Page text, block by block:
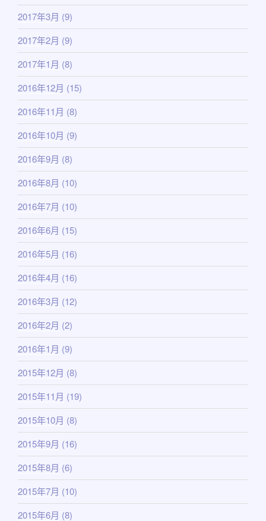
2017年3月 (9)
2017年2月 (9)
2017年1月 (8)
2016年12月 (15)
2016年11月 (8)
2016年10月 (9)
2016年9月 (8)
2016年8月 (10)
2016年7月 (10)
2016年6月 (15)
2016年5月 (16)
2016年4月 (16)
2016年3月 (12)
2016年2月 (2)
2016年1月 (9)
2015年12月 (8)
2015年11月 (19)
2015年10月 (8)
2015年9月 (16)
2015年8月 (6)
2015年7月 (10)
2015年6月 (8)